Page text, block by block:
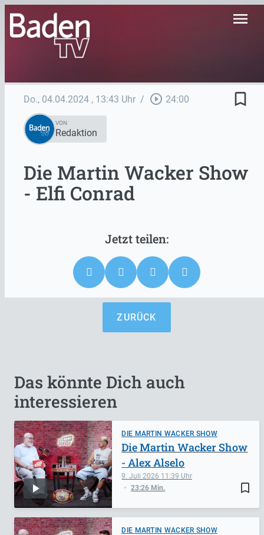
menu
Do., 04.04.2024 , 13:43 Uhr / play_circle_outline 24:00 bookmark_border
VON
Redaktion
Die Martin Wacker Show
- Elfi Conrad
ZURÜCK
Das könnte Dich auch
interessieren
DIE MARTIN WACKER SHOW
bookmark_border
9. Juli 2026 11:39
23:26 Min.
Die Martin Wacker Show
- Alex Alselo
DIE MARTIN WACKER SHOW